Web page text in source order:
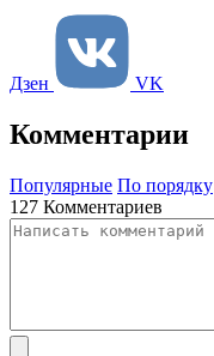
Дзен VK
Комментарии
Популярные По порядку
127 Комментариев